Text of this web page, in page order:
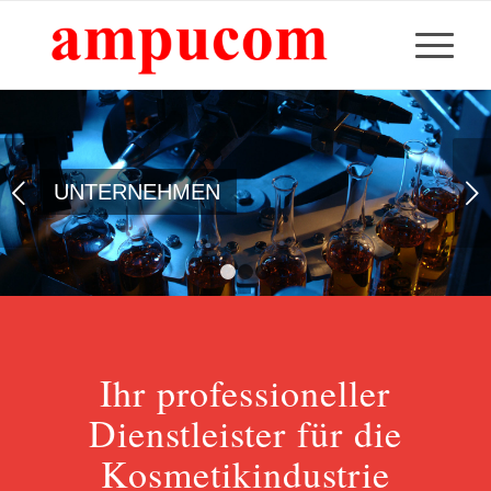
UNTERNEHMEN Weiter
1 2 3
Ihr professioneller
Dienstleister für die
Kosmetikindustrie